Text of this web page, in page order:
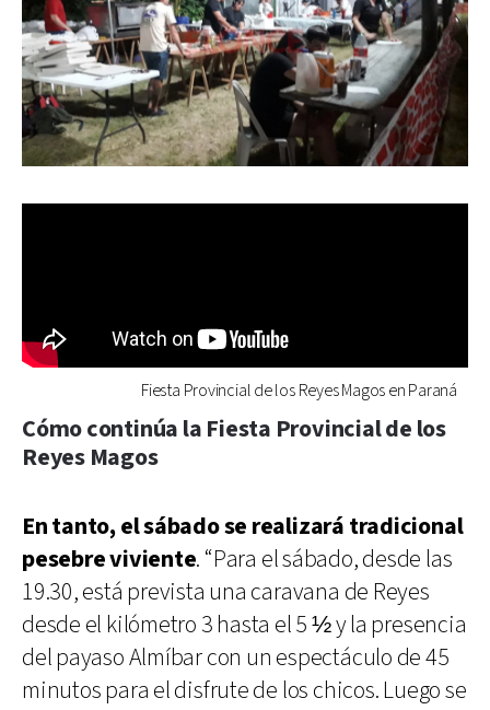
Fiesta Provincial de los Reyes Magos en Paraná
Cómo continúa la Fiesta Provincial de los
Reyes Magos
En tanto, el sábado se realizará tradicional
pesebre viviente. “Para el sábado, desde las
19.30, está prevista una caravana de Reyes
desde el kilómetro 3 hasta el 5 ½ y la presencia
del payaso Almíbar con un espectáculo de 45
minutos para el disfrute de los chicos. Luego se